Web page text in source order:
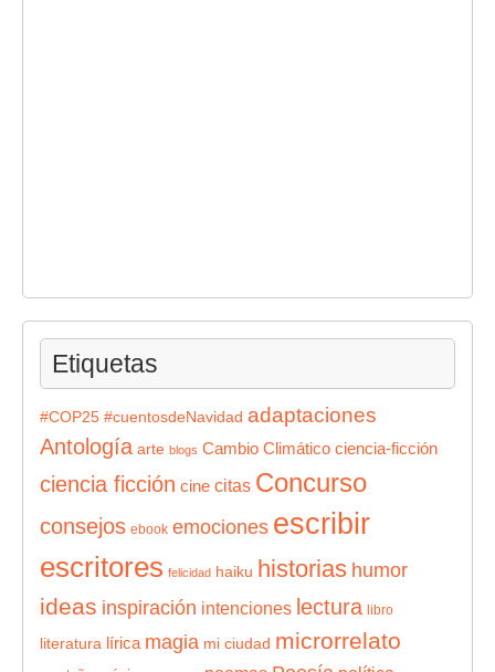
Etiquetas
#COP25 #cuentosdeNavidad adaptaciones
Antología arte blogs Cambio Climático ciencia-ficción
ciencia ficción cine citas Concurso
consejos ebook emociones escribir
escritores felicidad haiku historias humor
ideas inspiración intenciones lectura libro
literatura lírica magia mi ciudad microrrelato